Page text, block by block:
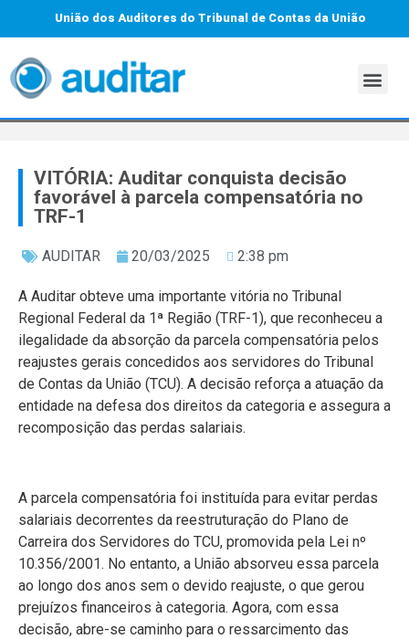
União dos Auditores do Tribunal de Contas da União
VITÓRIA: Auditar conquista decisão
favorável à parcela compensatória no
TRF-1
AUDITAR 20/03/2025 2:38 pm
A Auditar obteve uma importante vitória no Tribunal
Regional Federal da 1ª Região (TRF-1), que reconheceu a
ilegalidade da absorção da parcela compensatória pelos
reajustes gerais concedidos aos servidores do Tribunal
de Contas da União (TCU). A decisão reforça a atuação da
entidade na defesa dos direitos da categoria e assegura a
recomposição das perdas salariais.
A parcela compensatória foi instituída para evitar perdas
salariais decorrentes da reestruturação do Plano de
Carreira dos Servidores do TCU, promovida pela Lei nº
10.356/2001. No entanto, a União absorveu essa parcela
ao longo dos anos sem o devido reajuste, o que gerou
prejuízos financeiros à categoria. Agora, com essa
decisão, abre-se caminho para o ressarcimento das